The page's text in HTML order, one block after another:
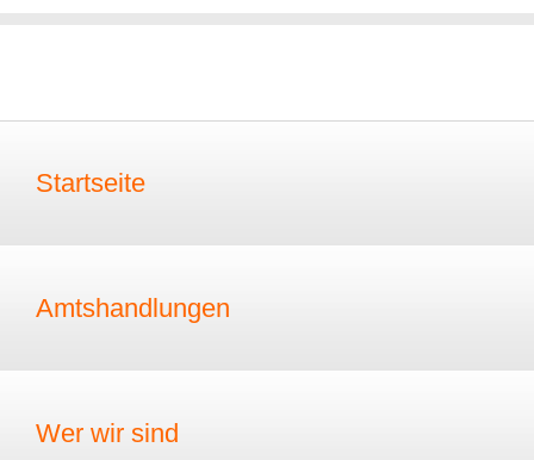
Startseite
Amtshandlungen
Wer wir sind